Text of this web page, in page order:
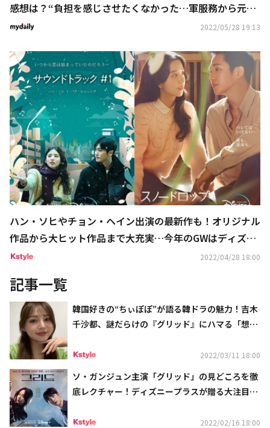
感想は？“負担を感じさせたくなかった…軍服務から元気
に帰ってきてほしい”
2022/05/28 19:13
ハン・ソヒやチョン・ヘイン出演の最新作も！オリジナル
作品から大ヒット作品まで大充実…今年のGWはディズニ
ープラスで韓国ドラマ三昧の贅沢な時間を！2022/04/28 18:00
記事一覧
韓国好きの“ちぃぽぽ”が語る韓ドラの魅力！吉木
千沙都、謎だらけの『グリッド』にハマる「想像
2022/03/11 18:00
ソ・ガンジュン主演「グリッド」の見どころを徹
底レクチャー！ディズニープラスが贈る大注目の
2022/02/16 18:00